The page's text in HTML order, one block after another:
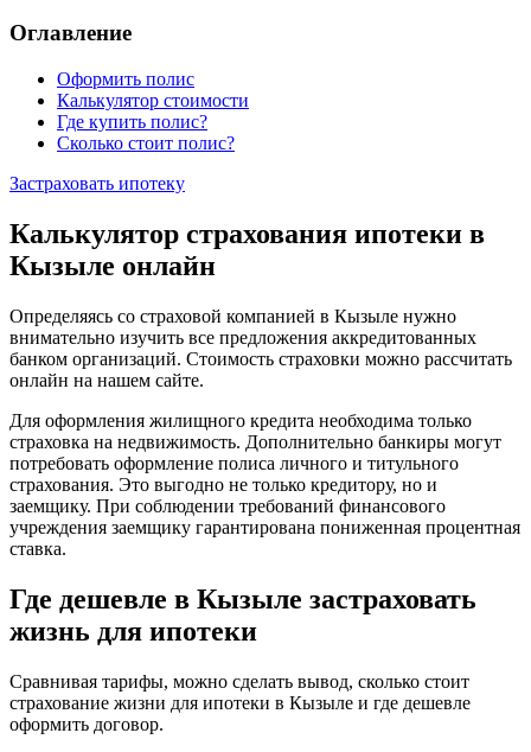
Оглавление
Оформить полис
Калькулятор стоимости
Где купить полис?
Сколько стоит полис?
Застраховать ипотеку
Калькулятор страхования ипотеки в
Кызыле онлайн
Определяясь со страховой компанией в Кызыле нужно
внимательно изучить все предложения аккредитованных
банком организаций. Стоимость страховки можно рассчитать
онлайн на нашем сайте.
Для оформления жилищного кредита необходима только
страховка на недвижимость. Дополнительно банкиры могут
потребовать оформление полиса личного и титульного
страхования. Это выгодно не только кредитору, но и
заемщику. При соблюдении требований финансового
учреждения заемщику гарантирована пониженная процентная
ставка.
Где дешевле в Кызыле застраховать
жизнь для ипотеки
Сравнивая тарифы, можно сделать вывод, сколько стоит
страхование жизни для ипотеки в Кызыле и где дешевле
оформить договор.